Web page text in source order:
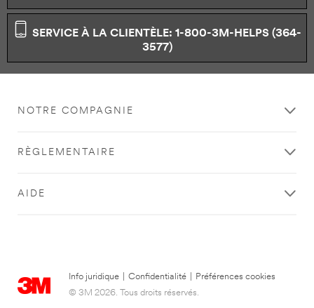
SERVICE À LA CLIENTÈLE: 1-800-3M-HELPS (364-
3577)
NOTRE COMPAGNIE
RÈGLEMENTAIRE
AIDE
Info juridique Confidentialité
Préférences cookies
© 3M 2026. Tous droits réservés.